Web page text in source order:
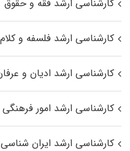
کارشناسی ارشد فقه و حقوق
کارشناسی ارشد فلسفه و
کارشناسی ارشد ادیان و
کارشناسی ارشد امور فرهنگی
کارشناسی ارشد ایران شناسی